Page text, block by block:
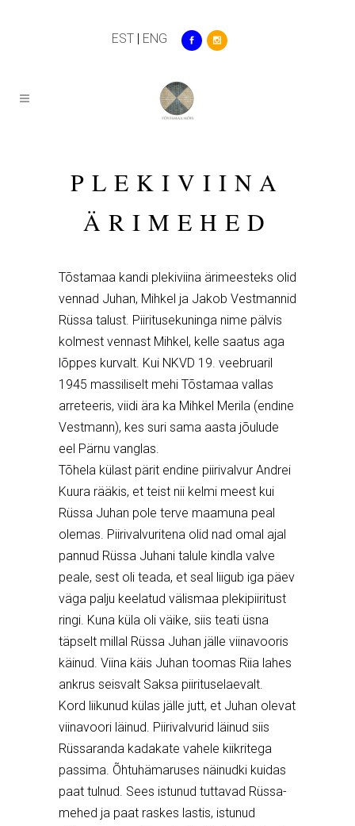
EST | ENG
PLEKIVIINA
ÄRIMEHED
Tõstamaa kandi plekiviina ärimeesteks olid
vennad Juhan, Mihkel ja Jakob Vestmannid
Rüssa talust. Piiritusekuninga nime pälvis
kolmest vennast Mihkel, kelle saatus aga
lõppes kurvalt. Kui NKVD 19. veebruaril
1945 massiliselt mehi Tõstamaa vallas
arreteeris, viidi ära ka Mihkel Merila (endine
Vestmann), kes suri sama aasta jõulude
eel Pärnu vanglas.
Tõhela külast pärit endine piirivalvur Andrei
Kuura rääkis, et teist nii kelmi meest kui
Rüssa Juhan pole terve maamuna peal
olemas. Piirivalvuritena olid nad omal ajal
pannud Rüssa Juhani talule kindla valve
peale, sest oli teada, et seal liigub iga päev
väga palju keelatud välismaa plekipiiritust
ringi. Kuna küla oli väike, siis teati üsna
täpselt millal Rüssa Juhan jälle viinavooris
käinud. Viina käis Juhan toomas Riia lahes
ankrus seisvalt Saksa piirituselaevalt.
Kord liikunud külas jälle jutt, et Juhan olevat
viinavoori läinud. Piirivalvurid läinud siis
Rüssaranda kadakate vahele kiikritega
passima. Õhtuhämaruses näinudki kuidas
paat tulnud. Sees istunud tuttavad Rüssa-
mehed ja paat raskes lastis, istunud